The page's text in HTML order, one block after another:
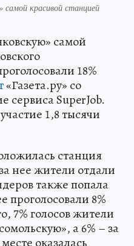
красивой станцией
самой
18%
«Газета.ру» со
сервиса SuperJob.
1,8 тысячи
станция
нее жители отдали
также попала
проголосовали 8%
7% голосов жители
а 6% – за
оказалась